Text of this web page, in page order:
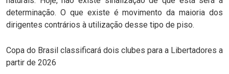
determinação. O que existe é movimento da maioria dos
dirigentes contrários à utilização desse tipo de piso.
Copa do Brasil classificará dois clubes para a Libertadores a
partir de 2026